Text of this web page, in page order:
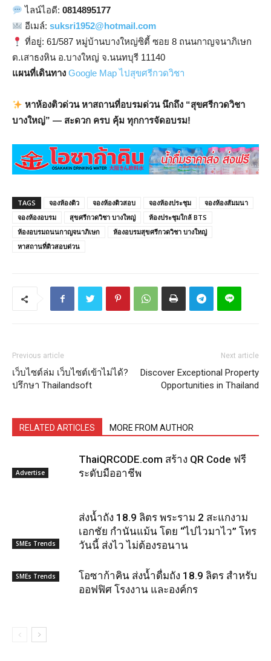
ไลน์ไอดี:0814895177
อีเมล์:suksri1952@hotmail.com
ที่อยู่: 61/587 หมู่บ้านบางใหญ่ซิตี้ ซอย 8 ถนนกาญจนาภิเษก
ต.เสาธงหิน อ.บางใหญ่ จ.นนทบุรี 11140
แผนที่เดินทาง Google Map ไปสุขศรีกวดวิชา
หาห้องติวด่วน หาสถานที่อบรมด่วน นึกถึง “สุขศรีกวดวิชา
บางใหญ่” — สะดวก ครบ คุ้ม ทุกการจัดอบรม!
TAGS จองห้องติว จองห้องติวสอบ จองห้องประชุม
จองห้องสัมมนา
จองห้องอบรม
สุขศรีกวดวิชา บางใหญ่
ห้องประชุมใกล้ BTS
ห้องอบรมถนนกาญจนาภิเษก
ห้องอบรมสุขศรีกวดวิชา บางใหญ่
หาสถานที่ติวสอบด่วน
Previous article
เว็บไซต์ล่ม เว็บไซต์เข้าไม่ได้?
ปรึกษา Thailandsoft
Next article
Discover Exceptional Property
Opportunities in Thailand
RELATED ARTICLES MORE FROM AUTHOR
Advertise
ThaiQRCODE.com สร้าง QR Code ฟรี
ระดับมืออาชีพ
SMEs Trends
ส่งน้ำถัง 18.9 ลิตร พระราม 2 สะแกงาม
เอกชัย กำนันแม้น โดย “ไปไวมาไว” โทร
วันนี้ ส่งไว ไม่ต้องรอนาน
SMEs Trends
โอซาก้าคิน ส่งน้ำดื่มถัง 18.9 ลิตร สำหรับ
ออฟฟิศ โรงงาน และองค์กร